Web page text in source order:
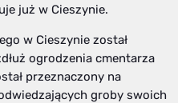
już w Cieszynie.
w Cieszynie został
ogrodzenia cmentarza
przeznaczony na
groby swoich